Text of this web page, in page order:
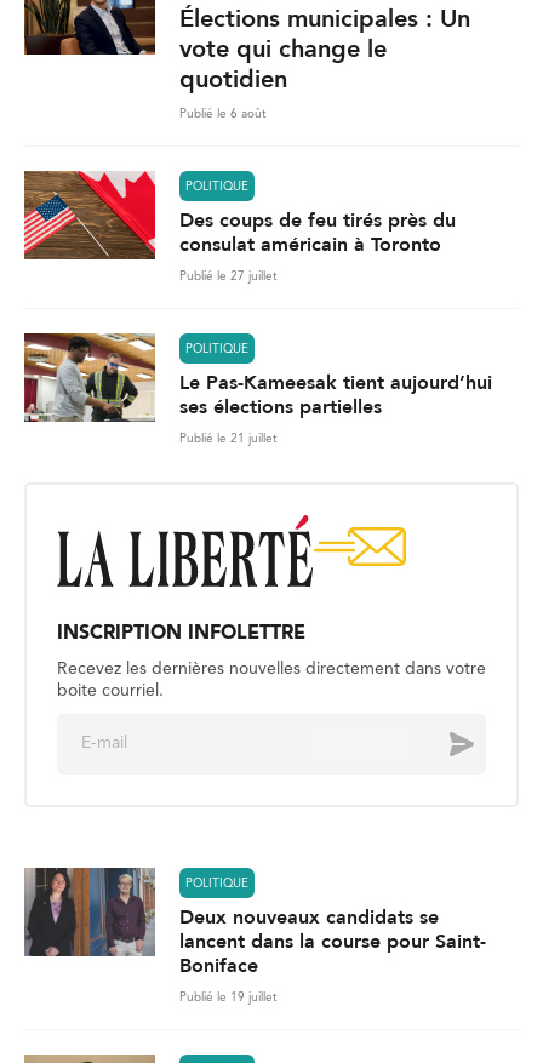
Élections municipales : Un
vote qui change le
quotidien
Publié le 6 août
POLITIQUE
Des coups de feu tirés près du
consulat américain à Toronto
Publié le 27 juillet
POLITIQUE
Le Pas-Kameesak tient aujourd’hui
ses élections partielles
Publié le 21 juillet
INSCRIPTION INFOLETTRE
Recevez les dernières nouvelles directement dans votre
boite courriel.
Envoyer
POLITIQUE
Deux nouveaux candidats se
lancent dans la course pour Saint-
Boniface
Publié le 19 juillet